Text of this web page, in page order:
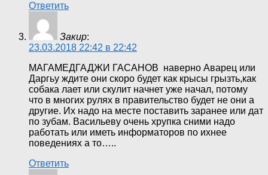
Ответить
Закир:
23.03.2018 22:42 в 22:42
МАГАМЕДГАДЖИ ГАСАНОВ наверно Аварец или
Даргьу ждите они скоро будет как крысы грызть,как
собака лает или скулит начнет уже начал, потому
что в многих рулях в правительство будет не они а
другие. Их надо на месте поставить заранее или дат
по зубам. Васильеву очень хрупка сними надо
работать или иметь информаторов по ихнее
поведениях а то…..
Ответить